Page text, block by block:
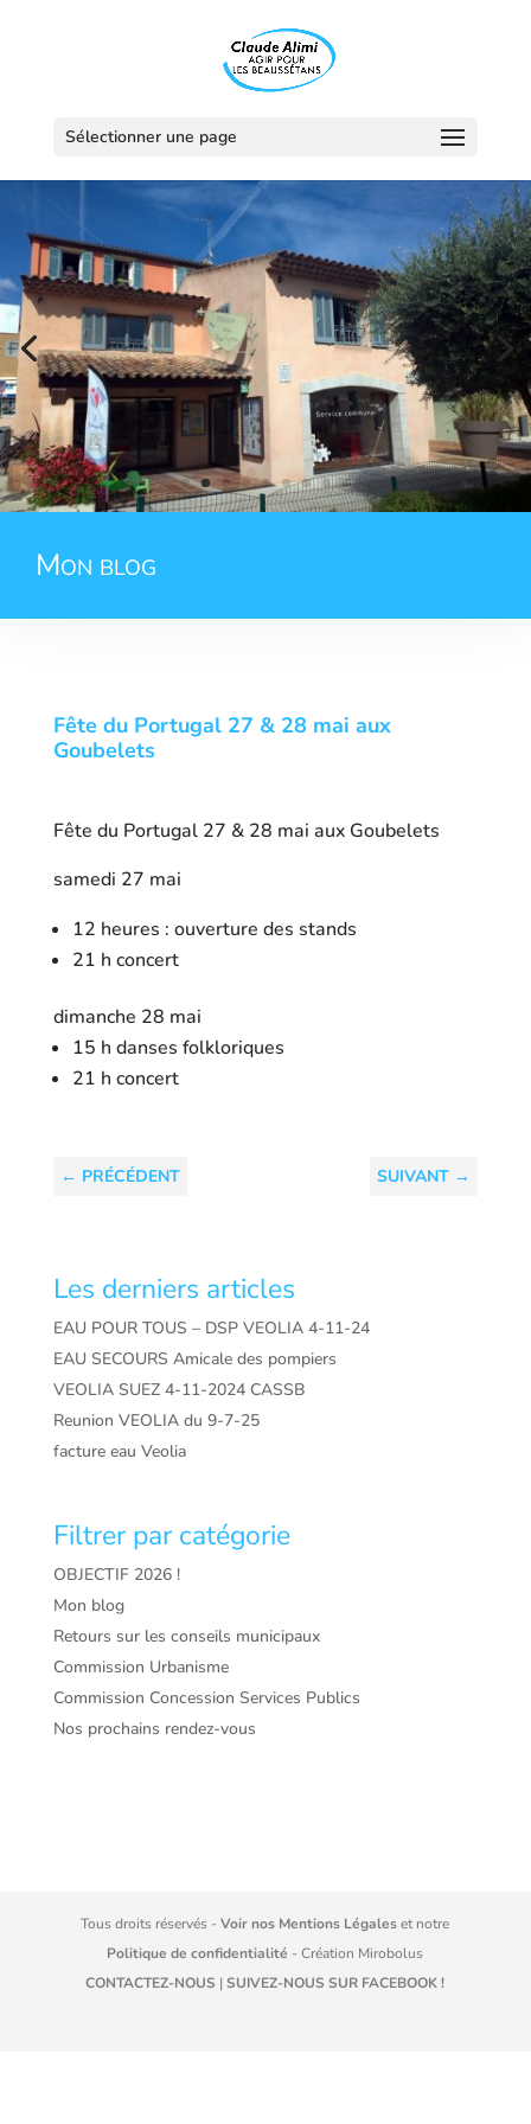
Sélectionner une page
Mon blog
Fête du Portugal 27 & 28 mai aux
Goubelets
Fête du Portugal 27 & 28 mai aux Goubelets
samedi 27 mai
12 heures : ouverture des stands
21 h concert
dimanche 28 mai
15 h danses folkloriques
21 h concert
← PRÉCÉDENT SUIVANT →
Les derniers articles
EAU POUR TOUS – DSP VEOLIA 4-11-24
EAU SECOURS Amicale des pompiers
VEOLIA SUEZ 4-11-2024 CASSB
Reunion VEOLIA du 9-7-25
facture eau Veolia
Filtrer par catégorie
OBJECTIF 2026 !
Mon blog
Retours sur les conseils municipaux
Commission Urbanisme
Commission Concession Services Publics
Nos prochains rendez-vous
Tous droits réservés -Voir nos Mentions Légaleset notre
Politique de confidentialité - Création Mirobolus
CONTACTEZ-NOUS |SUIVEZ-NOUS SUR FACEBOOK !